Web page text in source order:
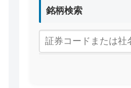
銘柄検索